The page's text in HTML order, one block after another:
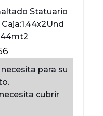
Statuario
para su
cubrir